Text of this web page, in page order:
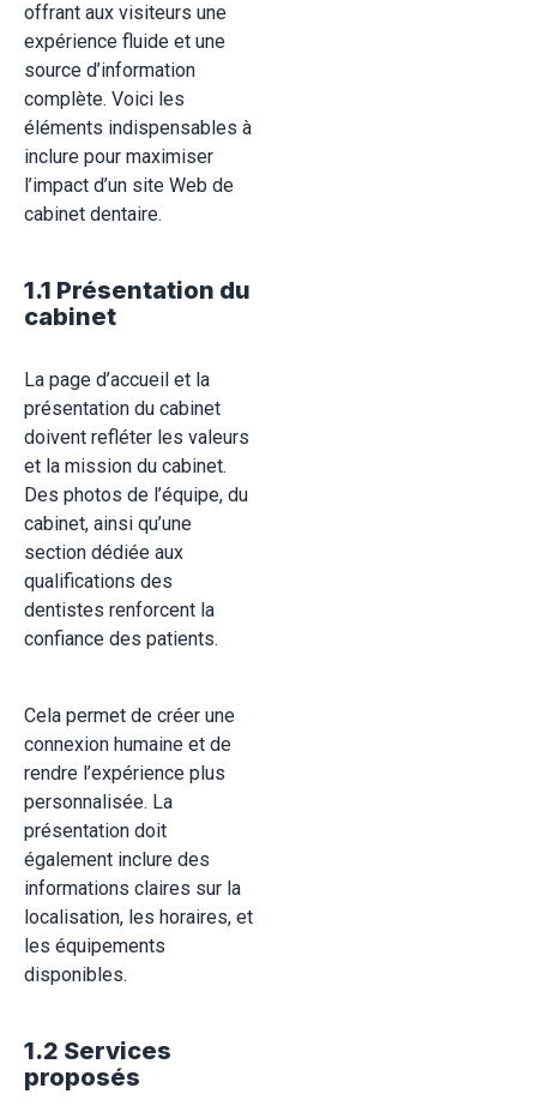
offrant aux visiteurs une
expérience fluide et une
source d’information
complète. Voici les
éléments indispensables à
inclure pour maximiser
l’impact d’un site Web de
cabinet dentaire.
1.1 Présentation du
cabinet
La page d’accueil et la
présentation du cabinet
doivent refléter les valeurs
et la mission du cabinet.
Des photos de l’équipe, du
cabinet, ainsi qu’une
section dédiée aux
qualifications des
dentistes renforcent la
confiance des patients.
Cela permet de créer une
connexion humaine et de
rendre l’expérience plus
personnalisée. La
présentation doit
également inclure des
informations claires sur la
localisation, les horaires, et
les équipements
disponibles.
1.2 Services
proposés